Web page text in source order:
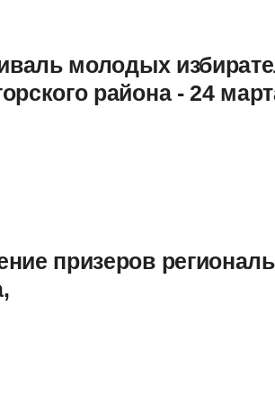
молодых
района - 24
призеров